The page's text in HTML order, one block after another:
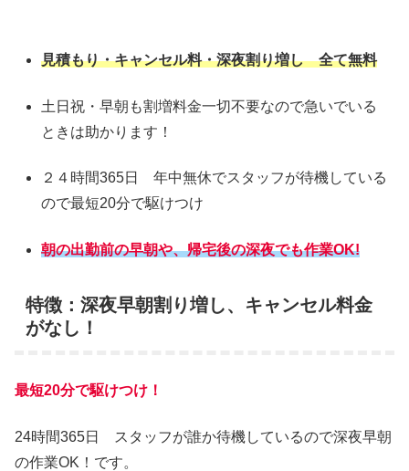
見積もり・キャンセル料・深夜割り増し 全て無料
土日祝・早朝も割増料金一切不要なので急いでいる
ときは助かります！
２４時間365日 年中無休でスタッフが待機している
ので最短20分で駆けつけ
朝の出勤前の早朝や、帰宅後の深夜でも作業OK!
特徴：深夜早朝割り増し、キャンセル料金
がなし！
最短20分で駆けつけ！
24時間365日 スタッフが誰か待機しているので深夜早朝
の作業OK！です。